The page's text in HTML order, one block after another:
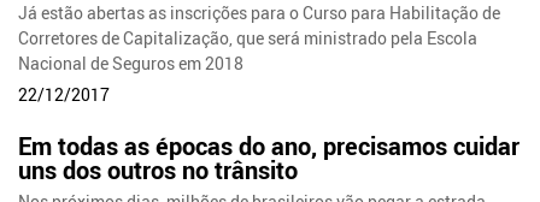
Já estão abertas as inscrições para o Curso para Habilitação de
Corretores de Capitalização, que será ministrado pela Escola
Nacional de Seguros em 2018
22/12/2017
Em todas as épocas do ano, precisamos cuidar
uns dos outros no trânsito